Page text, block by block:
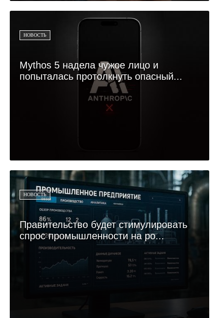
НОВОСТЬ
Mythos 5 надела чужое лицо и
попыталась протолкнуть опасный...
НОВОСТЬ
Правительство будет стимулировать
спрос промышленности на ро...